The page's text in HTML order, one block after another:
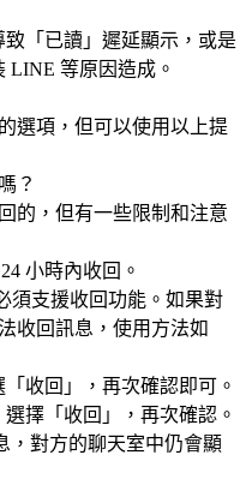
「已讀」遲延顯示，或是
LINE 等原因造成。
選項，但可以使用以上提
？
的，但有一些限制和注意
小時內收回。
須支援收回功能。如果對
收回訊息，使用方法如
收回」，再次確認即可。
擇「收回」，再次確認。
，對方的聊天室中仍會顯